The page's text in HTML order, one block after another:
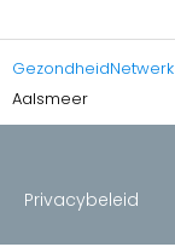
GezondheidNetwerk
Aalsmeer
Privacybeleid